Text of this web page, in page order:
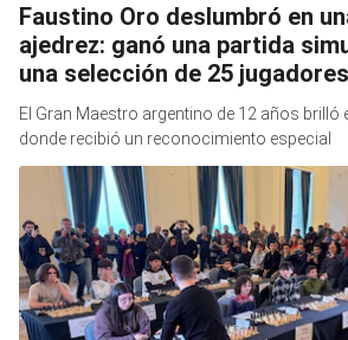
Faustino Oro deslumbró en
ajedrez: ganó una partida
una selección de 25 jugadores
El Gran Maestro argentino de 12 años brilló
donde recibió un reconocimiento especial